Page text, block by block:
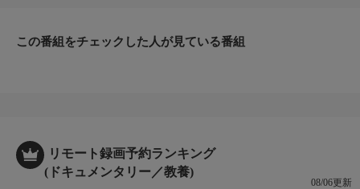
この番組をチェックした人が見ている番組
リモート録画予約ランキング
(ドキュメンタリー／教養)
08/06更新